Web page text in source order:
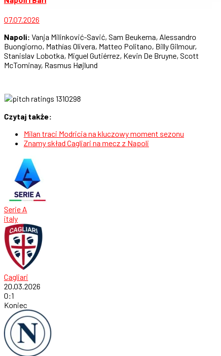
07.07.2026
Napoli: Vanja Milinković-Savić, Sam Beukema, Alessandro
Buongiorno, Mathías Olivera, Matteo Politano, Billy Gilmour,
Stanislav Lobotka, Miguel Gutiérrez, Kevin De Bruyne, Scott
McTominay, Rasmus Højlund
Czytaj także:
Milan traci Modricia na kluczowy moment sezonu
Znamy skład Cagliari na mecz z Napoli
Serie A
italy
Cagliari
20.03.2026
0:1
Koniec